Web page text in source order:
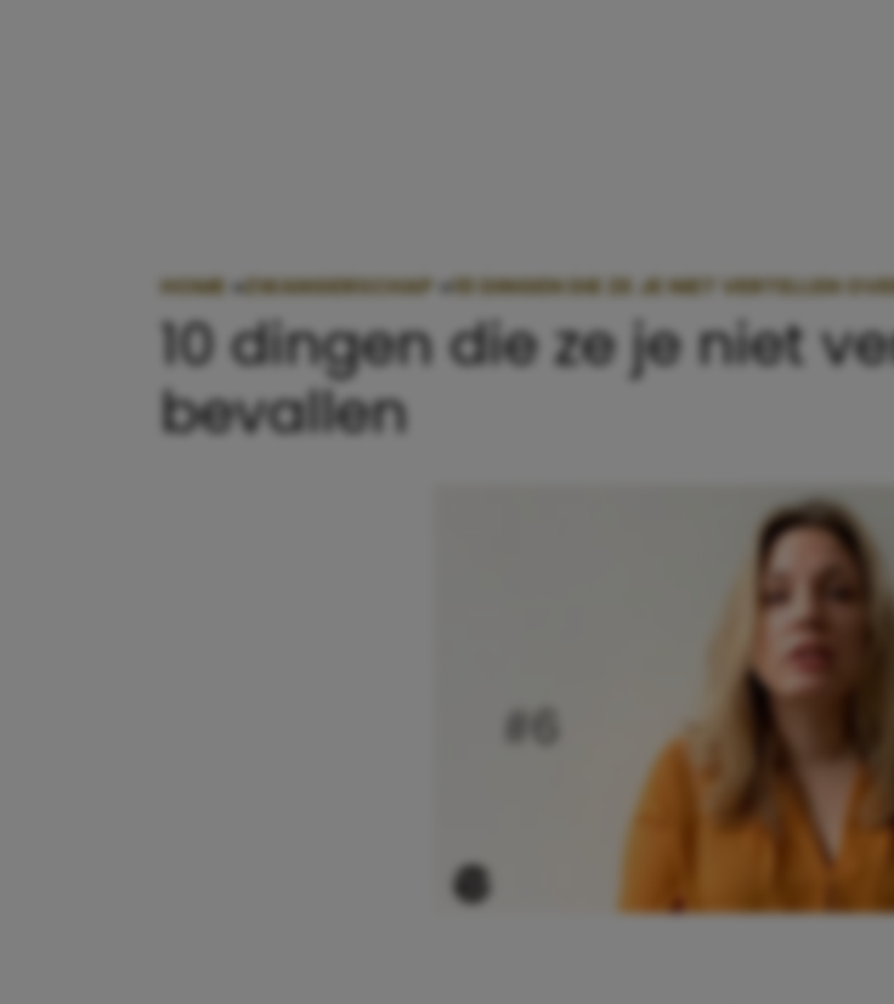
HOME »ZWANGERSCHAP »10 DINGEN DIE ZE JE NIET VERTELLEN
10 dingen die ze je niet
bevallen